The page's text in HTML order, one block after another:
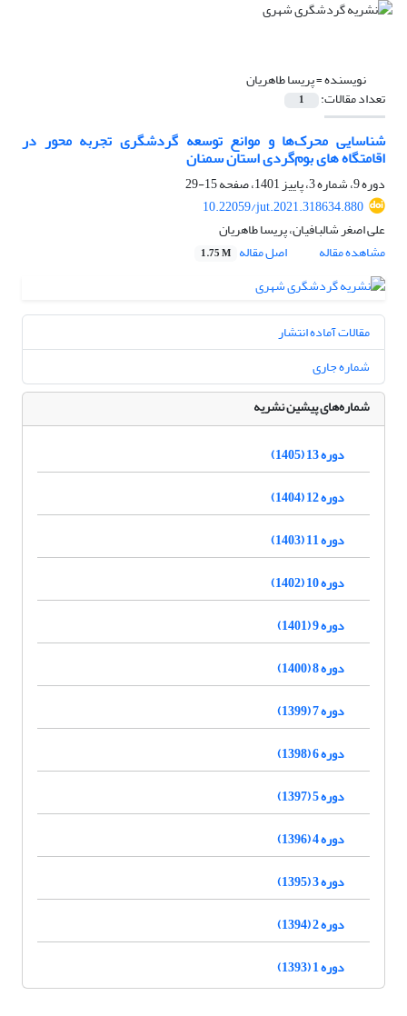
نویسنده =پریسا طاهریان
تعداد مقالات: 1
شناسایی محرک‌ها و موانع توسعه گردشگری تجربه محور در
اقامتگاه های بوم‌گردی استان سمنان
دوره 9، شماره 3، پاییز 1401، صفحه
15-29
10.22059/jut.2021.318634.880
علی اصغر شالبافیان، پریسا طاهریان
مشاهده مقاله
اصل مقاله 1.75 M
مقالات آماده انتشار
شماره جاری
شماره‌های پیشین نشریه
دوره 13 (1405)
دوره 12 (1404)
دوره 11 (1403)
دوره 10 (1402)
دوره 9 (1401)
دوره 8 (1400)
دوره 7 (1399)
دوره 6 (1398)
دوره 5 (1397)
دوره 4 (1396)
دوره 3 (1395)
دوره 2 (1394)
دوره 1 (1393)